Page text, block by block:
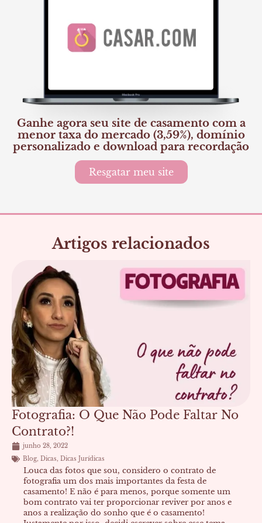
Ganhe agora seu site de casamento com a
menor taxa do mercado (3,59%), domínio
personalizado e download para recordação
Resgatar meu site
Artigos relacionados
Fotografia: O Que Não Pode Faltar No
Contrato?!
junho 28, 2022
Blog, Dicas, Dicas Jurídicas
Louca das fotos que sou, considero o contrato de
fotografia um dos mais importantes da festa de
casamento! E não é para menos, porque somente um
bom contrato vai ter proporcionar reviver por anos e
anos a realização do sonho que é o casamento!
PáginaPágina
PáginaPáginaPágina